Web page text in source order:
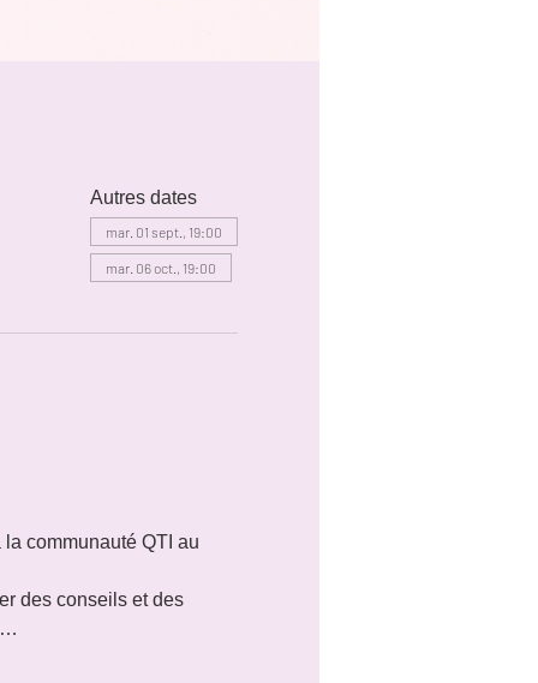
Autres dates
mar. 01 sept., 19:00
mar. 06 oct., 19:00
communauté QTI au
des conseils et des